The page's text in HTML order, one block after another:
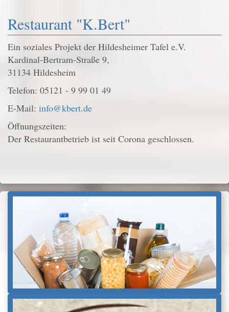
Restaurant "K.Bert"
Ein soziales Projekt der Hildesheimer Tafel e.V.
Kardinal-Bertram-Straße 9,
31134 Hildesheim
Telefon: 05121 - 9 99 01 49
E-Mail: info@kbert.de
Öffnungszeiten:
Der Restaurantbetrieb ist seit Corona geschlossen.